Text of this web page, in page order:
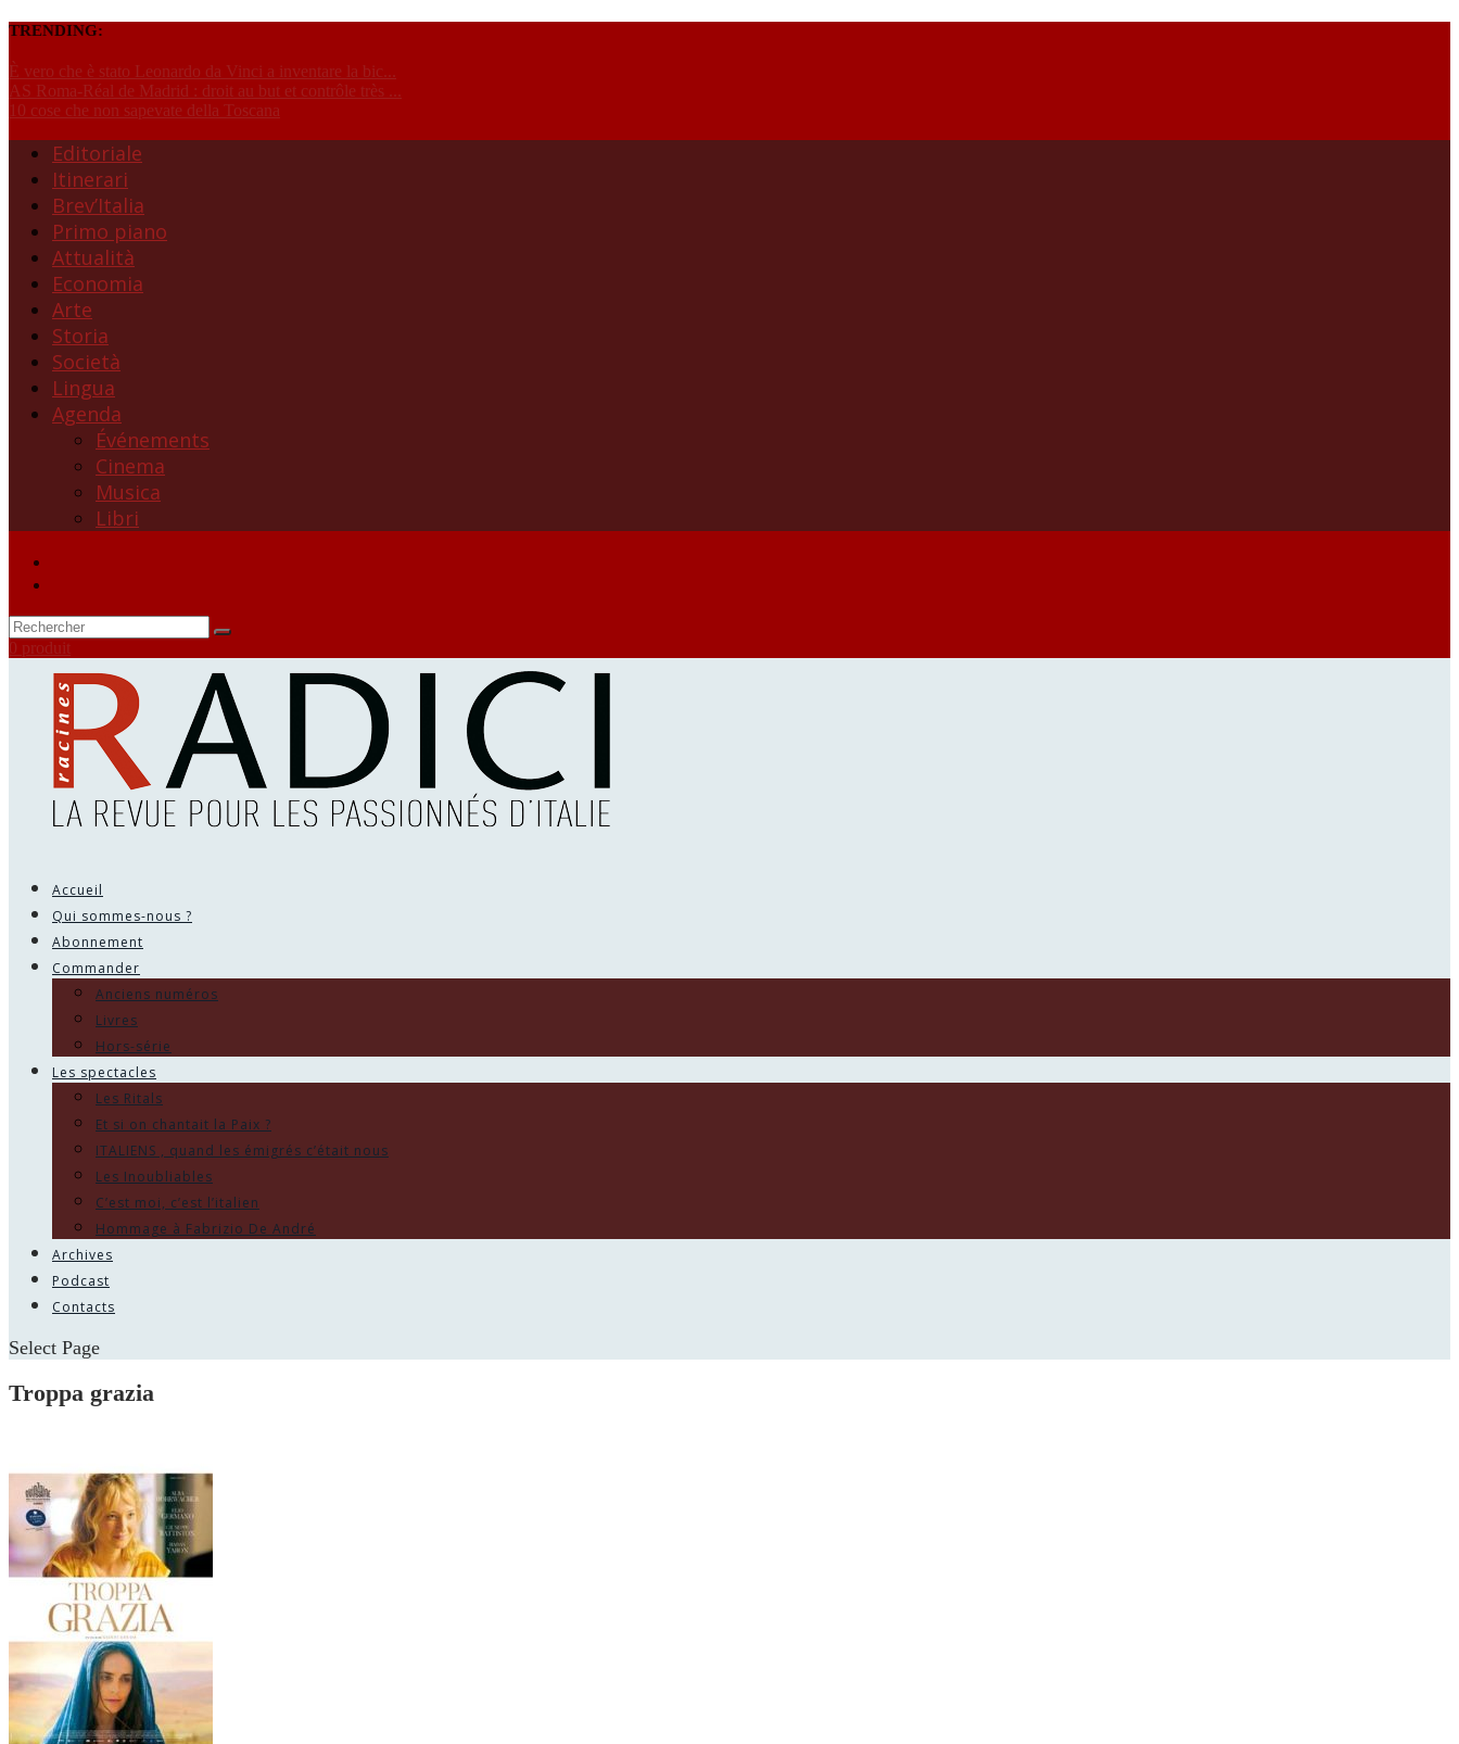
TRENDING:
È vero che è stato Leonardo da Vinci a inventare la bic...
AS Roma-Réal de Madrid : droit au but et contrôle très ...
10 cose che non sapevate della Toscana
Editoriale
Itinerari
Brev’Italia
Primo piano
Attualità
Economia
Arte
Storia
Società
Lingua
Agenda
Événements
Cinema
Musica
Libri
0 produit
Accueil
Qui sommes-nous ?
Abonnement
Commander
Anciens numéros
Livres
Hors-série
Les spectacles
Les Ritals
Et si on chantait la Paix ?
ITALIENS , quand les émigrés c’était nous
Les Inoubliables
C’est moi, c’est l’italien
Hommage à Fabrizio De André
Archives
Podcast
Contacts
Select Page
Troppa grazia